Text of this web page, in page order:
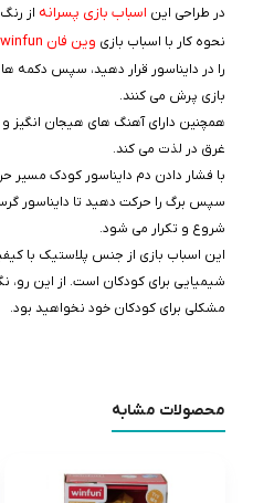
در طراحی این اسباب بازی پسرانه از
نحوه کار با اسباب بازی وین فان winfun
را در دایناسور قرار دهید، سپس دکمه
بازی پرش می کنند.
همچنین دارای آهنگ های هیجان انگیز
غرق در لذت می کند.
با فشار دادن دم دایناسور کودک مسیر
سپس برگ را حرکت دهید تا دایناسور
شروع و تکرار می شود.
این اسباب بازی از جنس پلاستیک با
شیمیایی برای کودکان است. از این
مشکلی برای کودکان خود نخواهید بود.
محصولات مشابه